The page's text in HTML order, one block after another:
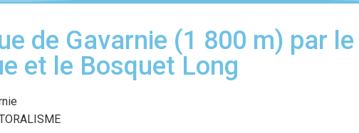
de Gavarnie (1 800 m) par
et le Bosquet Long